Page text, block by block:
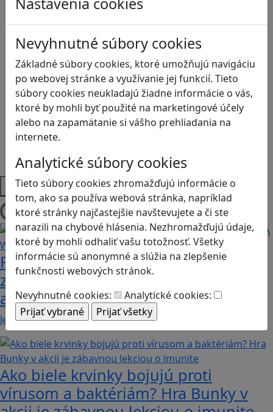
Nevyhnutné súbory cookies
Základné súbory cookies, ktoré umožňujú navigáciu
po webovej stránke a využívanie jej funkcií. Tieto
súbory cookies neukladajú žiadne informácie o vás,
ktoré by mohli byť použité na marketingové účely
alebo na zapamätanie si vášho prehliadania na
internete.
Analytické súbory cookies
Tieto súbory cookies zhromažďujú informácie o
tom, ako sa používa webová stránka, napríklad
ktoré stránky najčastejšie navštevujete a či ste
narazili na chybové hlásenia. Nezhromažďujú údaje,
ktoré by mohli odhaliť vašu totožnosť. Všetky
informácie sú anonymné a slúžia na zlepšenie
funkčnosti webových stránok.
Nevyhnutné cookies:
Analytické cookies:
Globálne vzdelávanie
Kreativita
Kritické myslenie
Kyberšikana
Logické myslenie
Ľudské práva a tolerancia
Motorika a koncentrácia
Programovanie/Technika
Sociálne zručnosti a kooperácia
Strategické myslenie
Zdravie a pohyb
Platformy
Načítam blogy
Fotografujte zvieratká, aby ste
zachránili ostrov v Alba: A Wildlife
adventure
Jednoduchá hra, vhodná pre kohokoľvek z rodiny,…
Ako biele krvinky bojujú proti
vírusom a baktériám? Hra Bunky v